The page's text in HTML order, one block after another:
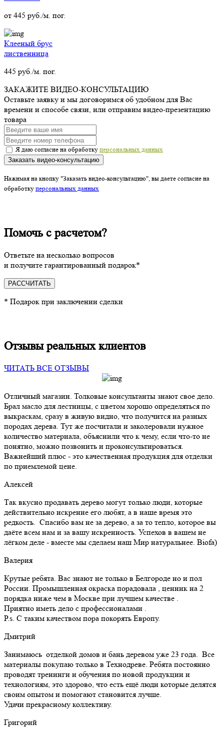
от 445 руб./м. пог.
Клееный брус
лиственница
445 руб./м. пог.
ЗАКАЖИТЕ ВИДЕО-КОНСУЛЬТАЦИЮ
Оставьте заявку и мы договоримся об удобном для Вас
времени и способе связи, или отправим видео-презентацию
товара
Я даю согласие на обработку персональных данных
Заказать видео-консультацию
Нажимая на кнопку "Заказать видео-консультацию", вы даете согласие на
обработку персональных данных
Помочь с расчетом?
Ответьте на несколько вопросов
и получите гарантированный подарок*
РАССЧИТАТЬ
* Подарок при заключении сделки
Отзывы реальных клиентов
ЧИТАТЬ ВСЕ ОТЗЫВЫ
Отличный магазин. Толковые консультанты знают свое дело.
Брал масло для лестницы, с цветом хорошо определяться по
выкраскам, сразу в живую видно, что получится на разных
породах дерева. Тут же посчитали и заколеровали нужное
количество материала, объяснили что к чему, если что-то не
понятно, можно позвонить и проконсультироваться.
Важнейший плюс - это качественная продукция для отделки
по приемлемой цене.
Алексей
Так вкусно продавать дерево могут только люди, которые
действительно искренне его любят, а в наше время это
редкость. Спасибо вам не за дерево, а за то тепло, которое вы
даёте всем нам и за вашу искренность. Успехов в вашем не
лёгком деле - вместе мы сделаем наш Мир натуральнее. Biofa)
Валерия
Крутые ребята. Вас знают не только в Белгороде но и пол
России. Промышленная окраска порадовала , ценник на 2
порядка ниже чем в Москве при лучшем качестве .
Приятно иметь дело с профессионалами .
Р.s. С таким качеством пора покорять Европу.
Дмитрий
Занимаюсь отделкой домов и бань деревом уже 23 года. Все
материалы покупаю только в Технодреве. Ребята постоянно
проводят тренинги и обучения по новой продукции и
технологиям, это здорово, что есть ещё люди которые делятся
своим опытом и помогают становится лучше.
Удачи прекрасному коллективу.
Григорий